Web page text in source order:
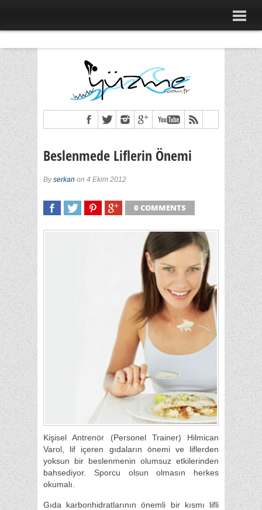
Beslenmede Liflerin Önemi
Byserkan on 4 Ekim 2012
0 COMMENTS
Kişisel Antrenör (Personel Trainer) Hilmican
Varol, lif içeren gıdaların önemi ve liflerden
yoksun bir beslenmenin olumsuz etkilerinden
bahsediyor. Sporcu olsun olmasın herkes
okumalı.
Gıda karbonhidratlarının önemli bir kısmı lifli